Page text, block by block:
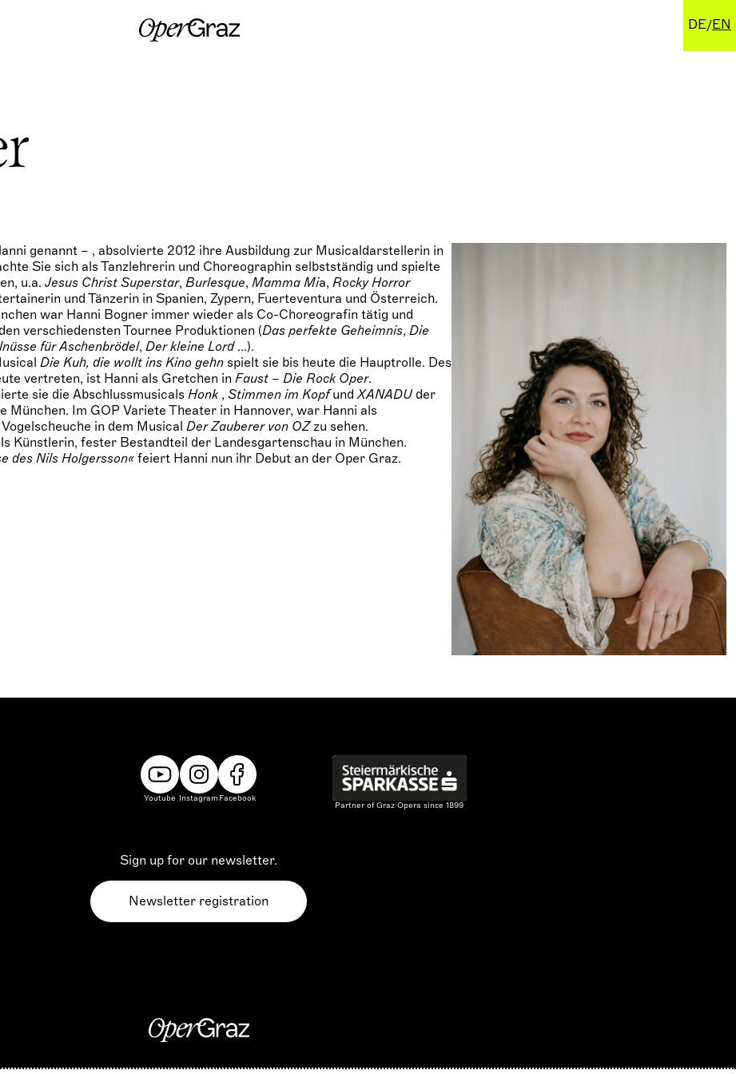
k
i
DE EN
genannt – , absolvierte 2012 ihre Ausbildung zur Musicaldarstellerin in
Sie sich als Tanzlehrerin und Choreographin selbstständig und spielte
u.a.Jesus Christ Superstar,Burlesque,Mamma Mia,Rocky Horror
und Tänzerin in Spanien, Zypern, Fuerteventura und Österreich.
war Hanni Bogner immer wieder als Co-Choreografin tätig und
verschiedensten Tournee Produktionen (Das perfekte Geheimnis,Die
für Aschenbrödel,Der kleine Lord ...).
Die Kuh, die wollt ins Kino gehn spielt sie bis heute die Hauptrolle. Des
vertreten, ist Hanni als Gretchen inFaust – Die Rock Oper.
sie die AbschlussmusicalsHonk ,Stimmen im KopfundXANADUder
München. Im GOP Variete Theater in Hannover, war Hanni als
in dem MusicalDer Zauberer von OZzu sehen.
Künstlerin, fester Bestandteil der Landesgartenschau in München.
des Nils Holgersson«feiert Hanni nun ihr Debut an der Oper Graz.
Youtube Instagram Facebook
Sign up for our newsletter.
Newsletter registration
Partner of Graz Opera since 1899